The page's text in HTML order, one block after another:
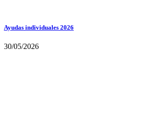
Ayudas individuales 2026
30/05/2026